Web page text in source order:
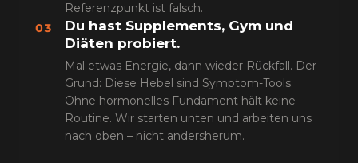
Referenzpunkt ist falsch.
03
Du hast Supplements, Gym und
Diäten probiert.
Mal etwas Energie, dann wieder Rückfall. Der
Grund: Diese Hebel sind Symptom-Tools.
Ohne hormonelles Fundament hält keine
Routine. Wir starten unten und arbeiten uns
nach oben – nicht andersherum.